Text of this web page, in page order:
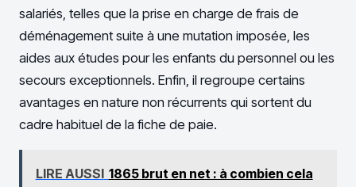
salariés, telles que la prise en charge de frais de
déménagement suite à une mutation imposée, les
aides aux études pour les enfants du personnel ou les
secours exceptionnels. Enfin, il regroupe certains
avantages en nature non récurrents qui sortent du
cadre habituel de la fiche de paie.
LIRE AUSSI 1865 brut en net : à combien cela